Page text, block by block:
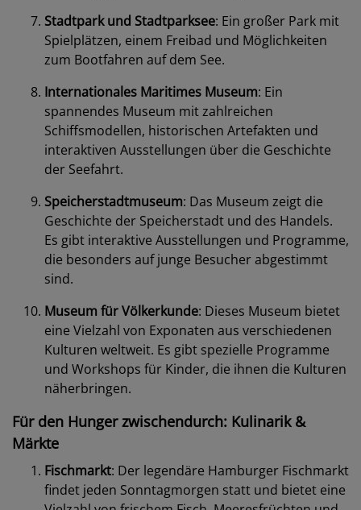
Stadtpark und Stadtparksee: Ein großer Park mit
Spielplätzen, einem Freibad und Möglichkeiten
zum Bootfahren auf dem See.
Internationales Maritimes Museum: Ein
spannendes Museum mit zahlreichen
Schiffsmodellen, historischen Artefakten und
interaktiven Ausstellungen über die Geschichte
der Seefahrt.
Speicherstadtmuseum: Das Museum zeigt die
Geschichte der Speicherstadt und des Handels.
Es gibt interaktive Ausstellungen und Programme,
die besonders auf junge Besucher abgestimmt
sind.
Museum für Völkerkunde: Dieses Museum bietet
eine Vielzahl von Exponaten aus verschiedenen
Kulturen weltweit. Es gibt spezielle Programme
und Workshops für Kinder, die ihnen die Kulturen
näherbringen.
Für den Hunger zwischendurch: Kulinarik &
Märkte
Fischmarkt: Der legendäre Hamburger Fischmarkt
findet jeden Sonntagmorgen statt und bietet eine